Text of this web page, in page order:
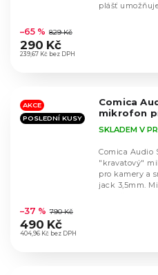
hodnocení
produktu
je
hvězdiček.
239,67 Kč bez DPH
–65 % 829 Kč
290 Kč
plášť
AKCE
POSLEDNÍ KUSY
Comica
mikrofon
hodnocení
produktu
je
SKLADEM V
404,96 Kč bez DPH
–37 % 790 Kč
490 Kč
Comica Audio
"kravatový"
pro kamery a
jack 3,5mm.